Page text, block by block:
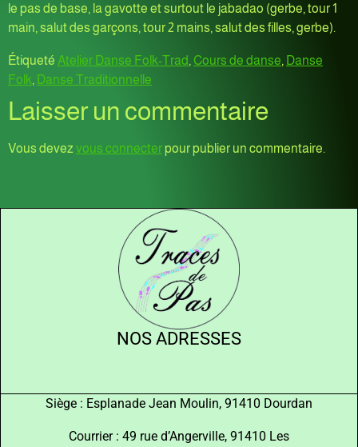
le pas de base, la gavotte et surtout le jabadao (gerbe, tour 1
main, salut des garçons, tour 2 mains, salut des filles, gerbe).
Étiqueté Atelier Danse Folk-Trad, Cours de danse, Danse
Folk, Danse Traditionnelle
Laisser un commentaire
Vous devez vous connecterpour publier un commentaire.
NOS ADRESSES
Siège : Esplanade Jean Moulin, 91410 Dourdan
Courrier : 49 rue d’Angerville, 91410 Les